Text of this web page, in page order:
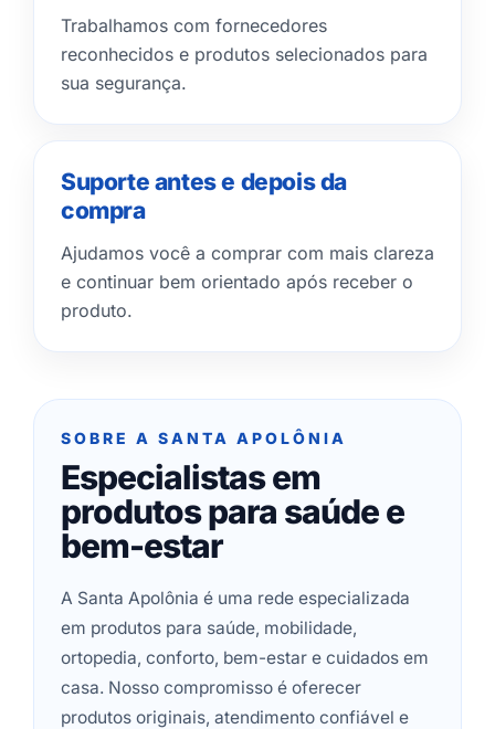
Trabalhamos com fornecedores
reconhecidos e produtos selecionados para
sua segurança.
Suporte antes e depois da
compra
Ajudamos você a comprar com mais clareza
e continuar bem orientado após receber o
produto.
SOBRE A SANTA APOLÔNIA
Especialistas em
produtos para saúde e
bem-estar
A Santa Apolônia é uma rede especializada
em produtos para saúde, mobilidade,
ortopedia, conforto, bem-estar e cuidados em
casa. Nosso compromisso é oferecer
produtos originais, atendimento confiável e